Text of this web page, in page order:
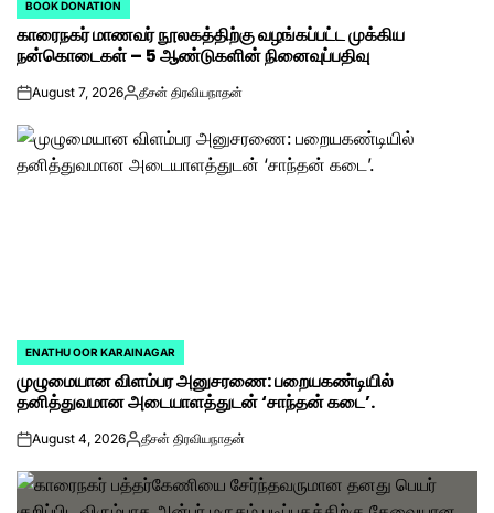
POSTED
IN
BOOK DONATION
காரைநகர் மாணவர் நூலகத்திற்கு வழங்கப்பட்ட முக்கிய
நன்கொடைகள் – 5 ஆண்டுகளின் நினைவுப்பதிவு
onAugust 7, 2026Posted
தீசன் திரவியநாதன்
POSTED
IN
ENATHU OOR KARAINAGAR
முழுமையான விளம்பர அனுசரணை: பறையகண்டியில்
தனித்துவமான அடையாளத்துடன் ‘சாந்தன் கடை’.
onAugust 4, 2026Posted
தீசன் திரவியநாதன்